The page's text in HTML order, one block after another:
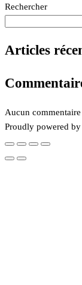
Rechercher
Articles
Aucun
Proudly powered by